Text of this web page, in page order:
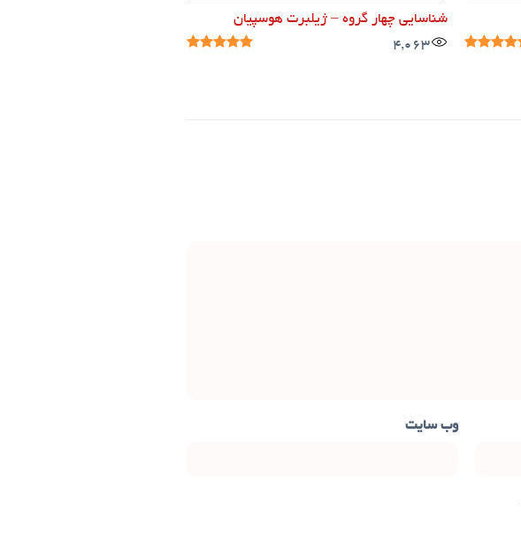
شناسایی چهار گروه – ژیلبرت هوسپیان
4,063
وب‌ سایت